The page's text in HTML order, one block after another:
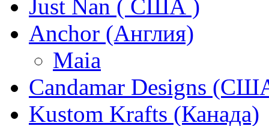
Just Nan ( США )
Anchor (Англия)
Maia
Candamar Designs
Kustom Krafts (Канада)